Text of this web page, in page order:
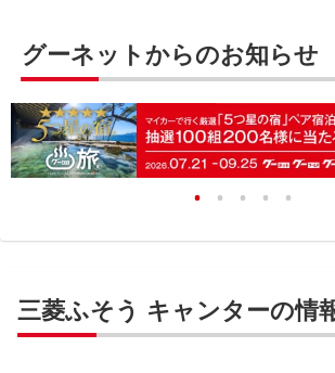
グーネットからのお知らせ
三菱ふそう キャンターの情